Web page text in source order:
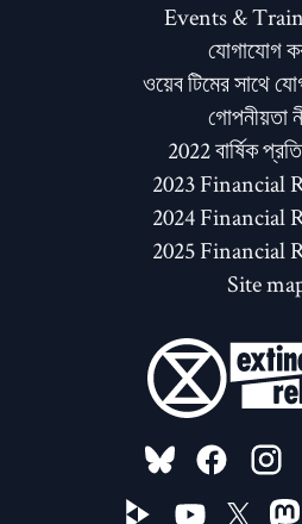
Events &
যোগাযোগ
ওয়েব টিমের সাথে
গোপনীয়তা
2022 বার্ষিক
2023 Financial
2024 Financial
2025 Financial
Site
FOLLOW